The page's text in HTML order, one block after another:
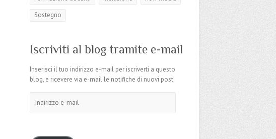
Sostegno
Iscriviti al blog tramite e-mail
Inserisci il tuo indirizzo e-mail per iscriverti a questo
blog, e ricevere via e-mail le notifiche di nuovi post.